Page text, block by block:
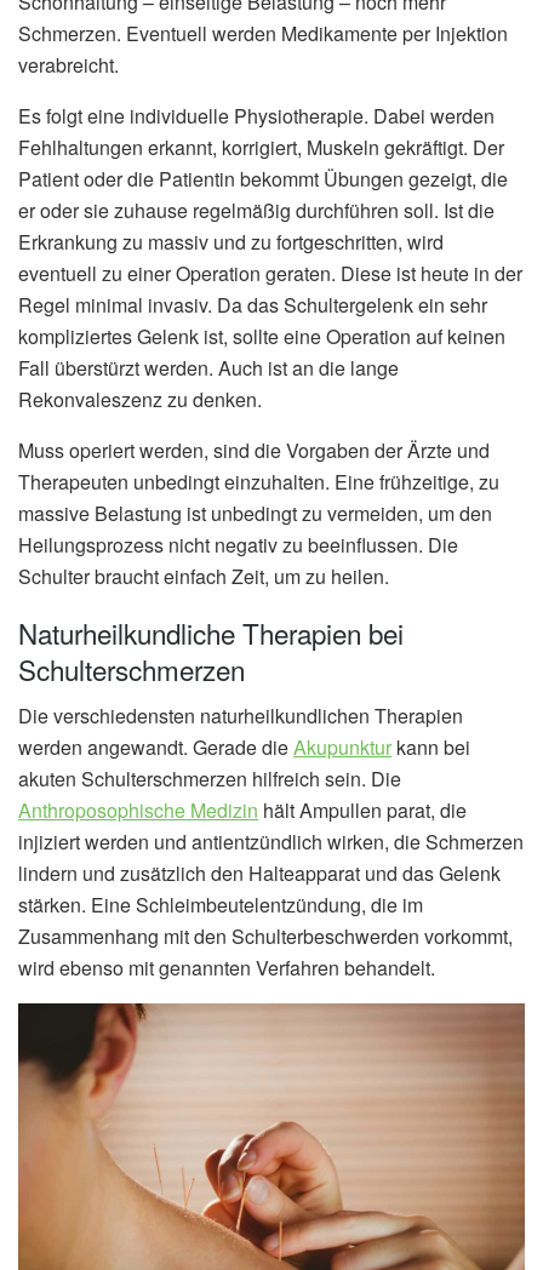
Schmerzen. Eventuell werden Medikamente per Injektion
verabreicht.
Es folgt eine individuelle Physiotherapie. Dabei werden
Fehlhaltungen erkannt, korrigiert, Muskeln gekräftigt. Der
Patient oder die Patientin bekommt Übungen gezeigt, die
er oder sie zuhause regelmäßig durchführen soll. Ist die
Erkrankung zu massiv und zu fortgeschritten, wird
eventuell zu einer Operation geraten. Diese ist heute in der
Regel minimal invasiv. Da das Schultergelenk ein sehr
kompliziertes Gelenk ist, sollte eine Operation auf keinen
Fall überstürzt werden. Auch ist an die lange
Rekonvaleszenz zu denken.
Muss operiert werden, sind die Vorgaben der Ärzte und
Therapeuten unbedingt einzuhalten. Eine frühzeitige, zu
massive Belastung ist unbedingt zu vermeiden, um den
Heilungsprozess nicht negativ zu beeinflussen. Die
Schulter braucht einfach Zeit, um zu heilen.
Naturheilkundliche Therapien bei
Schulterschmerzen
Die verschiedensten naturheilkundlichen Therapien
werden angewandt. Gerade dieAkupunktur kann bei
akuten Schulterschmerzen hilfreich sein. Die
Anthroposophische Medizin hält Ampullen parat, die
injiziert werden und antientzündlich wirken, die Schmerzen
lindern und zusätzlich den Halteapparat und das Gelenk
stärken. Eine Schleimbeutelentzündung, die im
Zusammenhang mit den Schulterbeschwerden vorkommt,
wird ebenso mit genannten Verfahren behandelt.